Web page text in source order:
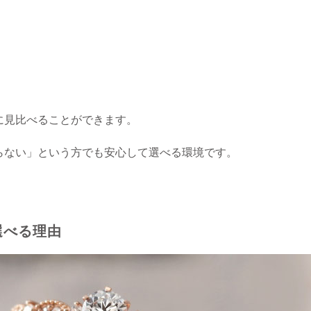
比べることができます。
い」という方でも安心して選べる環境です。
る理由